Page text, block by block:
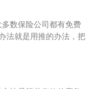
到5公里/时时，慢慢松
冲电正常、电器没有漏
电池、干荷蓄电池和
数保险公司都有免费
法就是用推的办法，把
火；5、把电瓶拆下
电车电瓶的正极，另
瓶的负极，另一头接到